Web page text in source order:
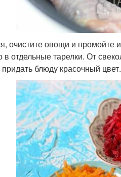
очистите овощи и промойте
в отдельные тарелки. От
блюду красочный цвет.